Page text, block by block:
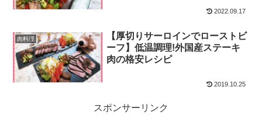
2022.09.17
肉料理
【厚切りサーロインでローストビ
ーフ】低温調理!外国産ステーキ
肉の格安レシピ
2019.10.25
スポンサーリンク